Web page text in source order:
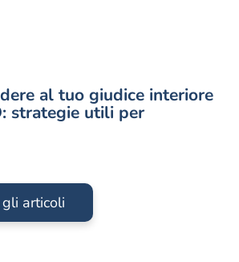
al tuo giudice interiore
strategie utili per
articoli